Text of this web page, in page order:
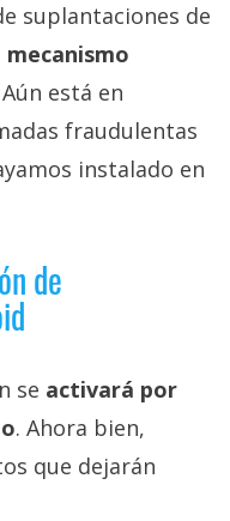
suplantaciones de
mecanismo
Aún está en
fraudulentas
instalado en
de
se activará por
. Ahora bien,
que dejarán